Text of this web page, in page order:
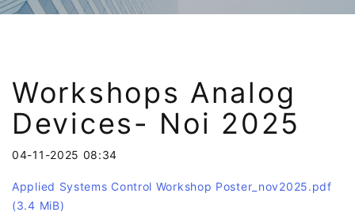
Workshops Analog
Devices- Noi 2025
04-11-2025 08:34
Applied Systems Control Workshop Poster_nov2025.pdf
(3.4 MiB)